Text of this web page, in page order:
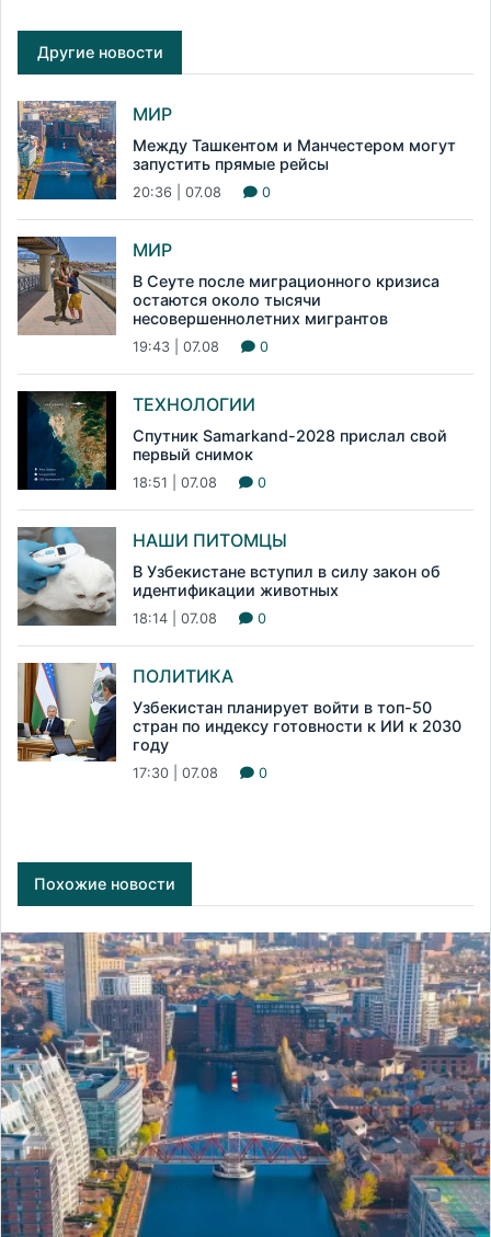
Другие новости
МИР
Между Ташкентом и Манчестером могут
запустить прямые рейсы
20:36 | 07.08 0
МИР
В Сеуте после миграционного кризиса
остаются около тысячи
несовершеннолетних мигрантов
19:43 | 07.08 0
ТЕХНОЛОГИИ
Спутник Samarkand-2028 прислал свой
первый снимок
18:51 | 07.08 0
НАШИ ПИТОМЦЫ
В Узбекистане вступил в силу закон об
идентификации животных
18:14 | 07.08 0
ПОЛИТИКА
Узбекистан планирует войти в топ-50
стран по индексу готовности к ИИ к 2030
году
17:30 | 07.08 0
Похожие новости